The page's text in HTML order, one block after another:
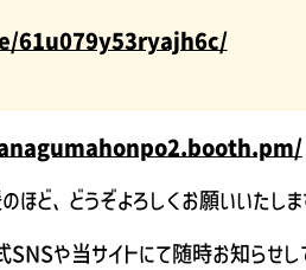
61u079y53ryajh6c/
ど、どうぞよろしくお願いいたしま
や当サイトにて随時お知らせして